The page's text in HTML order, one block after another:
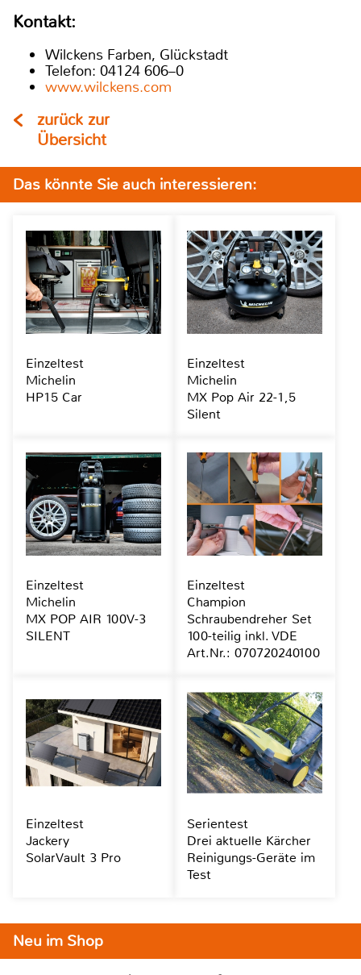
Kontakt:
Wilckens Farben, Glückstadt
Telefon: 04124 606–0
www.wilckens.com
zurück zur
Übersicht
Neu im Shop
Das könnte Sie auch interessieren:
Einzeltest
Michelin
HP15 Car
Einzeltest
Michelin
MX Pop Air 22-1,5
Silent
Einzeltest
Michelin
MX POP AIR 100V-3
SILENT
Einzeltest
Champion
Schraubendreher Set
100-teilig inkl. VDE
Art.Nr.: 070720240100
Einzeltest
Jackery
SolarVault 3 Pro
Serientest
Drei aktuelle Kärcher
Reinigungs-Geräte im
Test